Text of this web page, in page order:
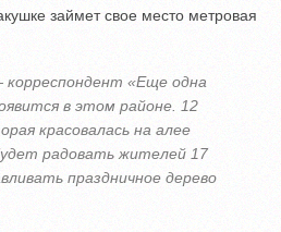
займет свое место метровая
«Еще одна
в этом районе. 12
красовалась на алее
радовать жителей 17
праздничное дерево